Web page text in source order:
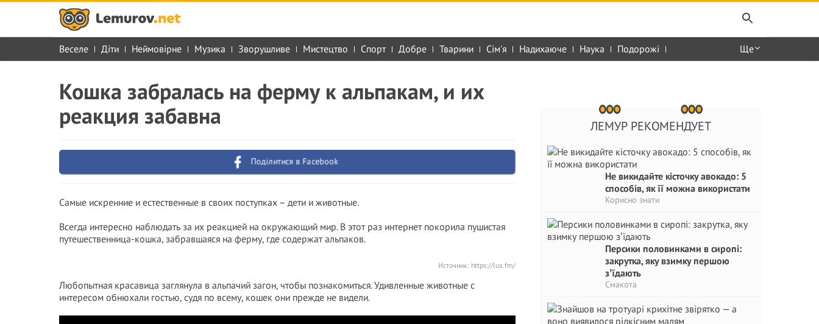
Веселе Діти Неймовірне Музика Зворушливе Мистецтво Спорт Добре Тварини Сім'я Надихаюче Наука Подорожі Ще
ЛЕМУР РЕКОМЕНДУЕТ
Не викидайте кісточку авокадо: 5
способів, як її можна використати
Корисно знати
Персики половинками в сиропі:
закрутка, яку взимку першою
зʼїдають
Смакота
Кошка забралась на ферму к альпакам, и их
реакция забавна
Поділитися в Facebook
Самые искренние и естественные в своих поступках – дети и животные.
Всегда интересно наблюдать за их реакцией на окружающий мир. В этот раз интернет покорила пушистая
путешественница-кошка, забравшаяся на ферму, где содержат альпаков.
Источник: https://lux.fm/
Любопытная красавица заглянула в альпачий загон, чтобы познакомиться. Удивленные животные с
интересом обнюхали гостью, судя по всему, кошек они прежде не видели.